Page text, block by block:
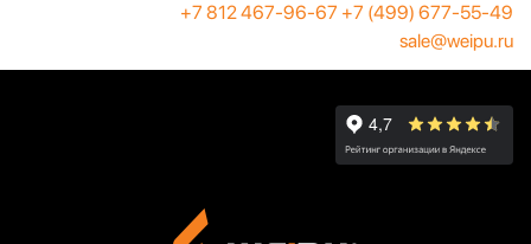
+7 812 467-96-67 +7 (499) 677-55-49
sale@weipu.ru